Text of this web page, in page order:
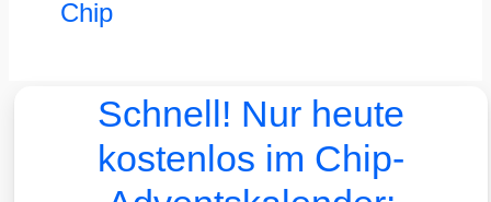
Chip
Schnell! Nur heute
kostenlos im Chip-